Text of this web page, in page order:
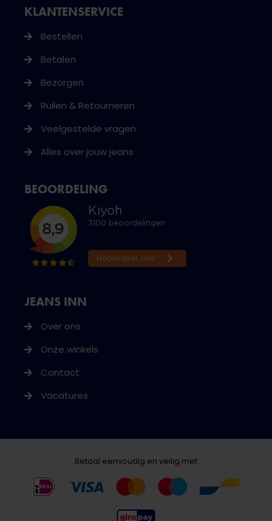
JEANS INN
Over ons
Onze winkels
Contact
Vacatures
KLANTENSERVICE
Bestellen
Betalen
Bezorgen
Ruilen & Retourneren
Veelgestelde vragen
Alles over jouw jeans
BEOORDELING
Betaal eenvoudig en veilig met